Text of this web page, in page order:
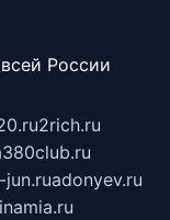
России
2rich.ru
jun.ruadonyev.ru